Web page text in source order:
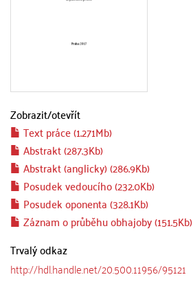
Zobrazit/otevřít
Text práce (1.271Mb)
Abstrakt (287.3Kb)
Abstrakt (anglicky) (286.9Kb)
Posudek vedoucího (232.0Kb)
Posudek oponenta (328.1Kb)
Záznam o průběhu obhajoby (151.5Kb)
Trvalý odkaz
http://hdl.handle.net/20.500.11956/95121